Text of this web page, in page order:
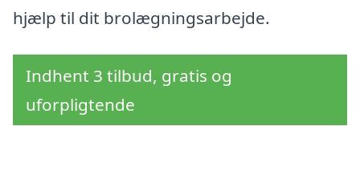
hjælp til dit brolægningsarbejde.
Indhent 3 tilbud, gratis og
uforpligtende